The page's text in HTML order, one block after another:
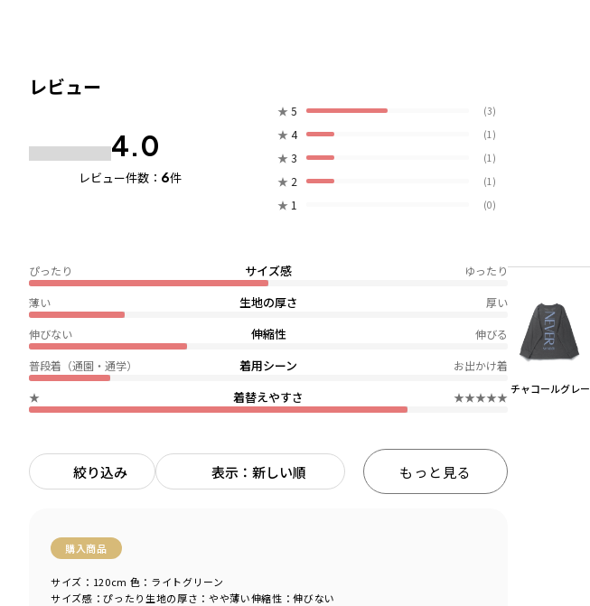
レビュー
4.0
レビュー件数： 6件
★ 5 (3)
★ 4 (1)
★ 3 (1)
★ 2 (1)
★ 1 (0)
サイズ感
ぴったり ゆったり
生地の厚さ
薄い 厚い
伸縮性
伸びない 伸びる
着用シーン
普段着（通園・通学） お出かけ着
着替えやすさ
★ ★★★★★
絞り込み 表示：新しい順 もっと見る
購入商品
サイズ感 ：ぴったり 生地の厚さ ：やや薄い伸縮性 ：伸びない
サイズ：120cm 色：ライトグリーン
チャコールグレー